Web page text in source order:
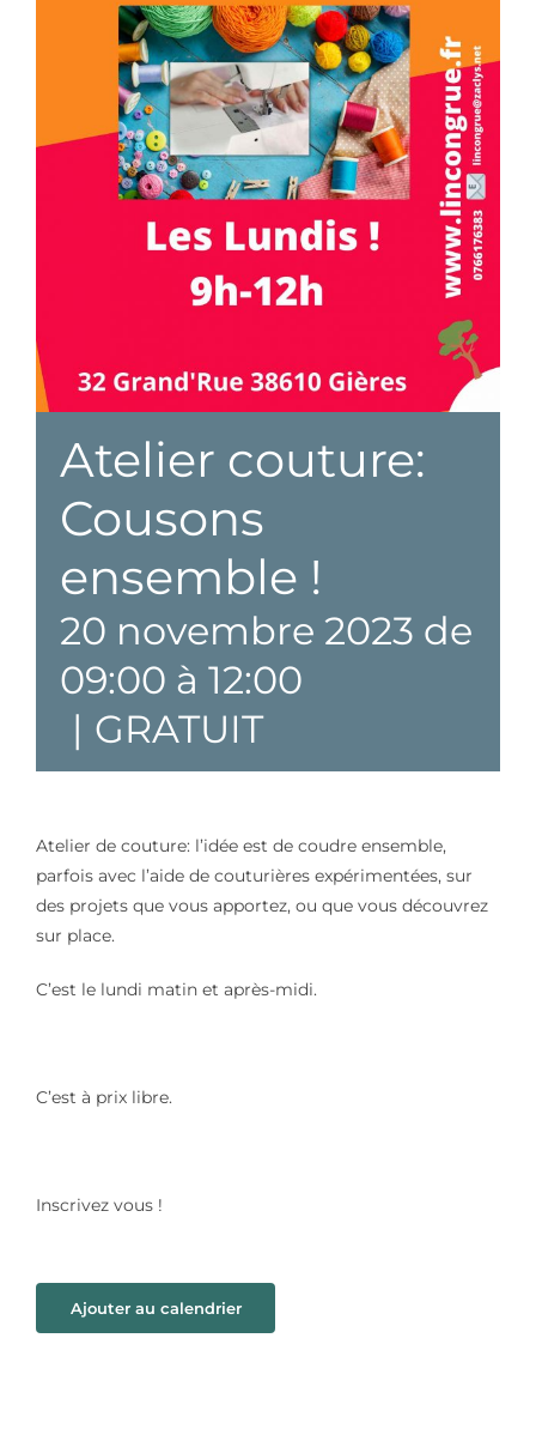
Atelier couture:
Cousons
ensemble !
20 novembre 2023 de
09:00 à 12:00
| GRATUIT
Atelier de couture: l’idée est de coudre ensemble,
parfois avec l’aide de couturières expérimentées, sur
des projets que vous apportez, ou que vous découvrez
sur place.
C’est le lundi matin et après-midi.
C’est à prix libre.
Inscrivez vous !
Ajouter au calendrier